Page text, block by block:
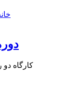
کارگاه دو